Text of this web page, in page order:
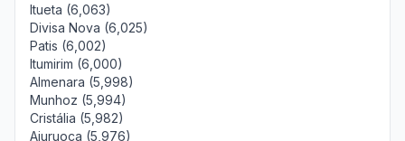
Itueta (6,063)
Divisa Nova (6,025)
Patis (6,002)
Itumirim (6,000)
Almenara (5,998)
Munhoz (5,994)
Cristália (5,982)
Aiuruoca (5,976)